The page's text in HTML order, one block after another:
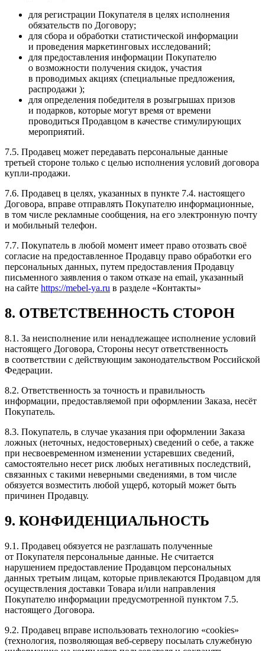
для регистрации Покупателя в целях исполнения
обязательств по Договору;
для сбора и обработки статистической информации
и проведения маркетинговых исследований;
для предоставления информации Покупателю
о возможности получения скидок, участия
в проводимых акциях (специальные предложения,
распродажи );
для определения победителя в розыгрышах призов
и подарков, которые могут время от времени
проводиться Продавцом в качестве стимулирующих
мероприятий.
7.5. Продавец может передавать персональные данные
третьей стороне только с целью исполнения условий договора
купли-продажи.
7.6. Продавец в целях, указанных в пункте 7.4. настоящего
Договора, вправе отправлять Покупателю информационные,
в том числе рекламные сообщения, на его электронную почту
и мобильный телефон.
7.7. Покупатель в любой момент имеет право отозвать своё
согласие на предоставленное Продавцу право обработки его
персональных данных, путем предоставления Продавцу
письменного заявления о таком отказе на email, указанный
на сайте https://mebel-ya.ru в разделе «Контакты»
8. ОТВЕТСТВЕННОСТЬ СТОРОН
8.1. За неисполнение или ненадлежащее исполнение условий
настоящего Договора, Стороны несут ответственность
в соответствии с действующим законодательством Российской
Федерации.
8.2. Ответственность за точность и правильность
информации, предоставляемой при оформлении Заказа, несёт
Покупатель.
8.3. Покупатель, в случае указания при оформлении Заказа
ложных (неточных, недостоверных) сведений о себе, а также
при несвоевременном изменении устаревших сведений,
самостоятельно несет риск любых негативных последствий,
связанных с такими неверными сведениями, в том числе
обязуется возместить любой ущерб, который может быть
причинен Продавцу.
9. КОНФИДЕНЦИАЛЬНОСТЬ
9.1. Продавец обязуется не разглашать полученные
от Покупателя персональные данные. Не считается
нарушением предоставление Продавцом персональных
данных третьим лицам, которые привлекаются Продавцом для
осуществления доставки Товара и/или направления
Покупателю информации предусмотренной пунктом 7.5.
настоящего Договора.
9.2. Продавец вправе использовать технологию «cookies»
(технология, позволяющая веб-серверу посылать служебную